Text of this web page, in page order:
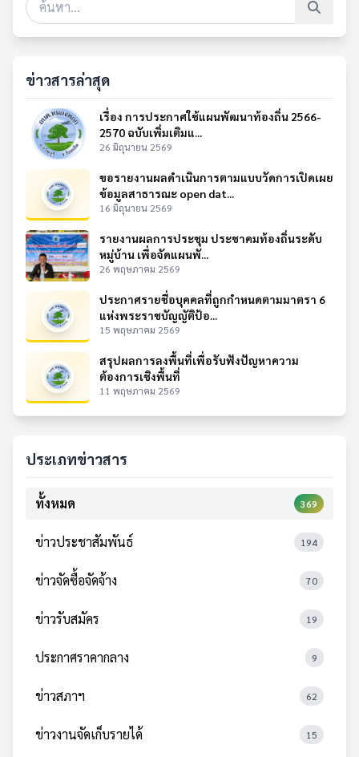
ข่าวสารล่าสุด
เรื่อง การประกาศใช้แผนพัฒนาท้องถิ่น 2566-
2570 ฉบับเพิ่มเติมแ...
26 มิถุนายน 2569
ขอรายงานผลดำเนินการตามแบบวัดการเปิดเผย
ข้อมูลสาธารณะ open dat...
16 มิถุนายน 2569
รายงานผลการประชุม ประชาคมท้องถิ่นระดับ
หมู่บ้าน เพื่อจัดแผนพั...
26 พฤษภาคม 2569
ประกาศรายชื่อบุคคลที่ถูกกำหนดตามมาตรา 6
แห่งพระราชบัญญัติป้อ...
15 พฤษภาคม 2569
สรุปผลการลงพื้นที่เพื่อรับฟังปัญหาความ
ต้องการเชิงพื้นที่
11 พฤษภาคม 2569
ประเภทข่าวสาร
ทั้งหมด 369
ข่าวประชาสัมพันธ์ 194
ข่าวจัดซื้อจัดจ้าง 70
ข่าวรับสมัคร 19
ประกาศราคากลาง 9
ข่าวสภาฯ 62
ข่าวงานจัดเก็บรายได้ 15